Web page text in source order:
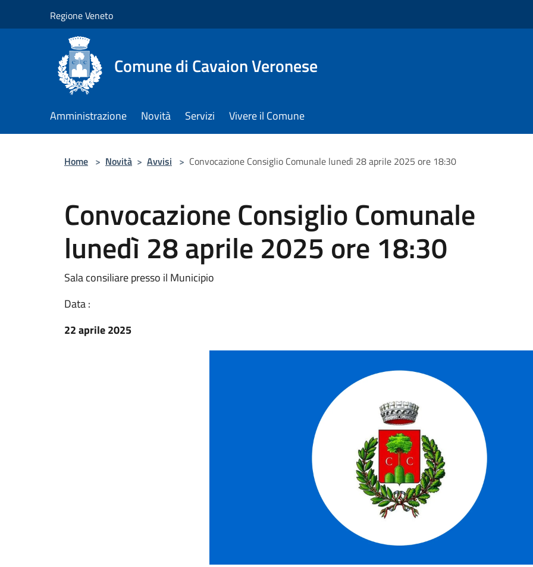
Regione Veneto
Comune di Cavaion Veronese
Amministrazione Novità Servizi Vivere il Comune
Home > Novità > Avvisi > Convocazione Consiglio Comunale lunedì 28 aprile 2025 ore 18:30
Convocazione Consiglio Comunale
lunedì 28 aprile 2025 ore 18:30
Sala consiliare presso il Municipio
Data :
22 aprile 2025